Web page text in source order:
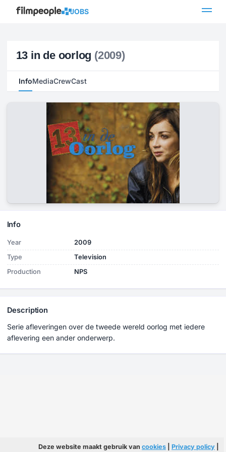
JOBS
13 in de oorlog (2009)
InfoMediaCrewCast
Info
Year
2009
Type
Television
Production
NPS
Description
Serie afleveringen over de tweede wereld oorlog met iedere
aflevering een ander onderwerp.
Deze website maakt gebruik van cookies Privacy policy